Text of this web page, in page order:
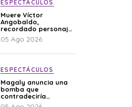
ESPECTÁCULOS
Muere Víctor
Angobaldo,
recordado personaje
de la farándula y
expareja de Shirley
05 Ago 2026
ESPECTÁCULOS
Magaly anuncia una
bomba que
contradeciría
comunicado de La